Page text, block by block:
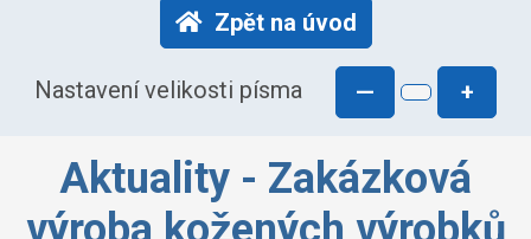
Zpět na úvod
Nastavení velikosti písma — +
Aktuality - Zakázková